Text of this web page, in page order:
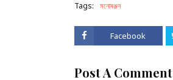
Tags: মনোৰঞ্জন
Facebook
Post A Comment